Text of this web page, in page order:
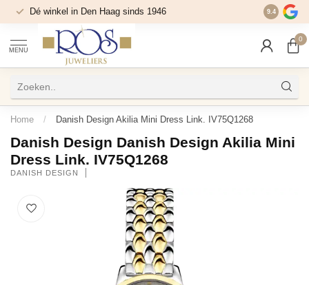
Dé winkel in Den Haag sinds 1946 9.4
MENU
0
Home / Danish Design Akilia Mini Dress Link. IV75Q1268
Danish Design Danish Design Akilia Mini
Dress Link. IV75Q1268
DANISH DESIGN